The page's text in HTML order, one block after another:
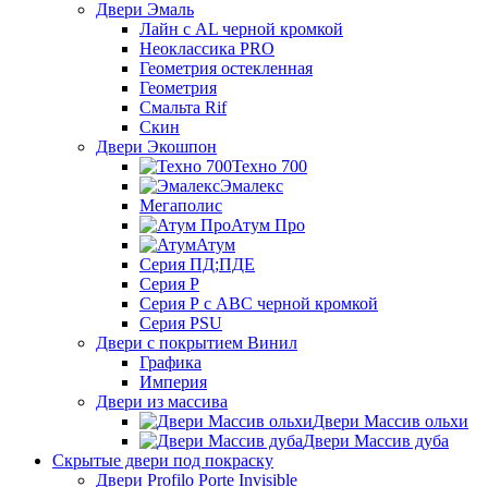
Двери Эмаль
Лайн с AL черной кромкой
Неоклассика PRO
Геометрия остекленная
Геометрия
Смальта Rif
Скин
Двери Экошпон
Техно 700
Эмалекс
Мегаполис
Атум Про
Атум
Серия ПД;ПДЕ
Серия Р
Серия Р с АВС черной кромкой
Серия PSU
Двери с покрытием Винил
Графика
Империя
Двери из массива
Двери Массив ольхи
Двери Массив дуба
Скрытые двери под покраску
Двери Profilo Porte Invisible